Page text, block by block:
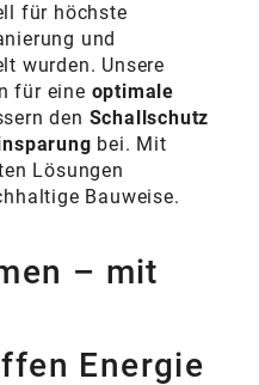
für höchste
und
wurden. Unsere
für eine optimale
den Schallschutz
bei. Mit
Lösungen
Bauweise.
– mit
Energie